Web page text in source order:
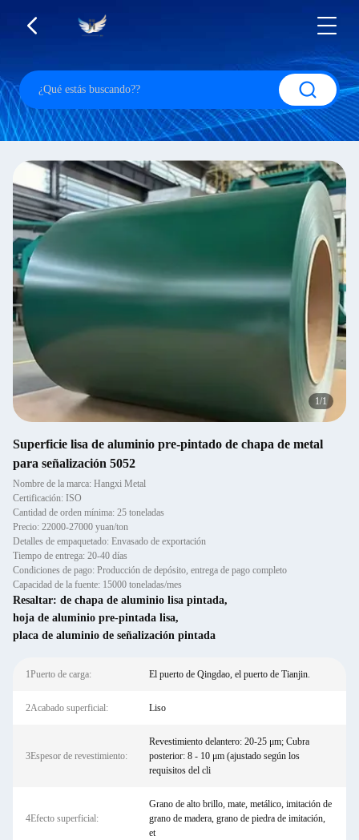
1/1
Superficie lisa de aluminio pre-pintado de chapa de metal
para señalización 5052
Nombre de la marca: Hangxi Metal
Certificación: ISO
Cantidad de orden mínima: 25 toneladas
Precio: 22000-27000 yuan/ton
Detalles de empaquetado: Envasado de exportación
Tiempo de entrega: 20-40 días
Condiciones de pago: Producción de depósito, entrega de pago completo
Capacidad de la fuente: 15000 toneladas/mes
Resaltar: de chapa de aluminio lisa pintada,
hoja de aluminio pre-pintada lisa,
placa de aluminio de señalización pintada
1Puerto de carga: El puerto de Qingdao, el puerto de Tianjin.
2Acabado superficial: Liso
3Espesor de revestimiento:
Revestimiento delantero: 20-25 μm; Cubra
posterior: 8 - 10 μm (ajustado según los
requisitos del cli
4Efecto superficial:
Grano de alto brillo, mate, metálico, imitación de
grano de madera, grano de piedra de imitación,
et